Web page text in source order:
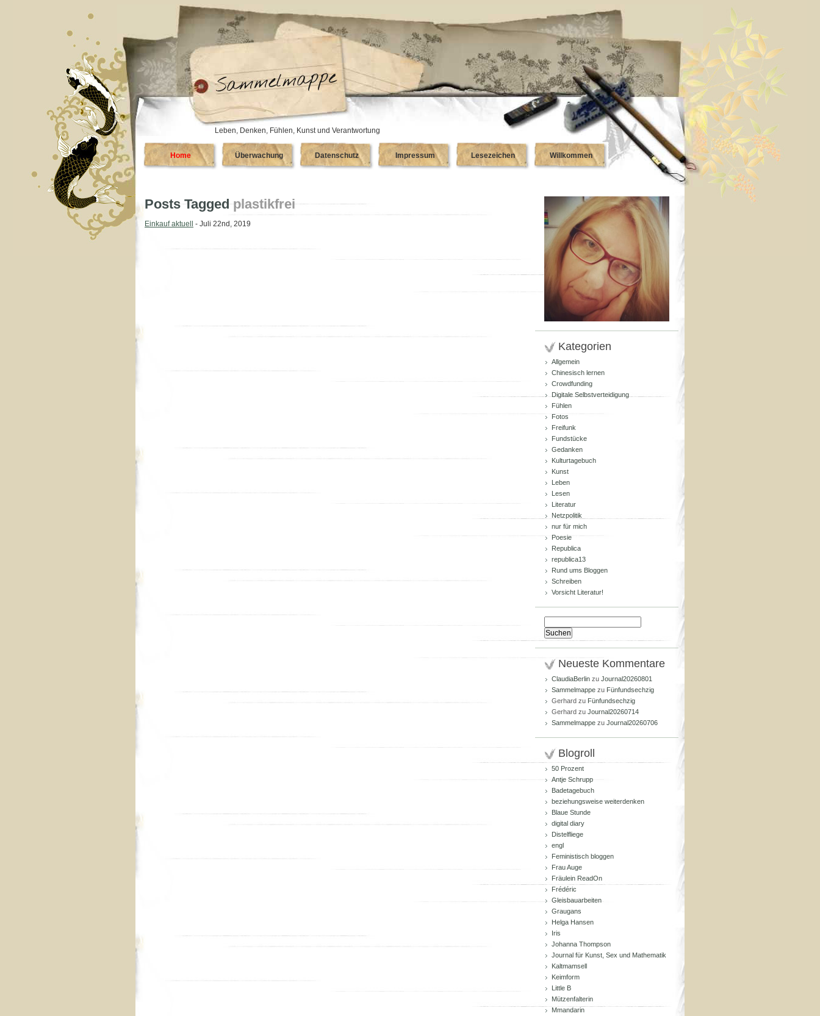
Leben, Denken, Fühlen, Kunst und Verantwortung
Home Überwachung Datenschutz Impressum Lesezeichen Willkommen
Posts Tagged plastikfrei
Einkauf aktuell - Juli 22nd, 2019
Kategorien
Allgemein
Chinesisch lernen
Crowdfunding
Digitale Selbstverteidigung
Fühlen
Fotos
Freifunk
Fundstücke
Gedanken
Kulturtagebuch
Kunst
Leben
Lesen
Literatur
Netzpolitik
nur für mich
Poesie
Republica
republica13
Rund ums Bloggen
Schreiben
Vorsicht Literatur!
nach:
Neueste Kommentare
ClaudiaBerlin zu Journal20260801
Sammelmappe zu Fünfundsechzig
Gerhard zu Fünfundsechzig
Gerhard zu Journal20260714
Sammelmappe zu Journal20260706
Blogroll
50 Prozent
Antje Schrupp
Badetagebuch
beziehungsweise weiterdenken
Blaue Stunde
digital diary
Distelfliege
engl
Feministisch bloggen
Frau Auge
Fräulein ReadOn
Frédéric
Gleisbauarbeiten
Graugans
Helga Hansen
Iris
Johanna Thompson
Journal für Kunst, Sex und Mathematik
Kaltmamsell
Keimform
Little B
Mützenfalterin
Mmandarin